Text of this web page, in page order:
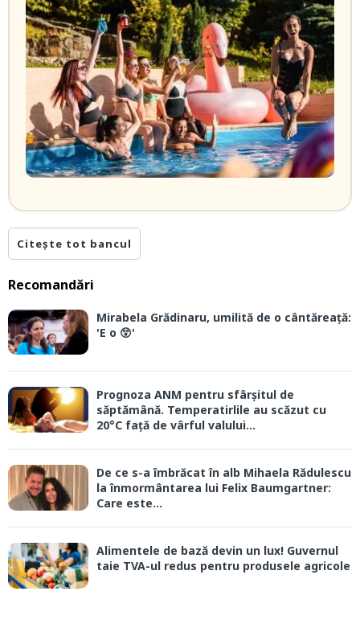
Citește tot bancul
Recomandări
Mirabela Grădinaru, umilită de o cântăreață:
'E o 😲'
Prognoza ANM pentru sfârșitul de
săptămână. Temperatirlile au scăzut cu
20°C față de vârful valului...
De ce s-a îmbrăcat în alb Mihaela Rădulescu
la înmormântarea lui Felix Baumgartner:
Care este...
Alimentele de bază devin un lux! Guvernul
taie TVA-ul redus pentru produsele agricole